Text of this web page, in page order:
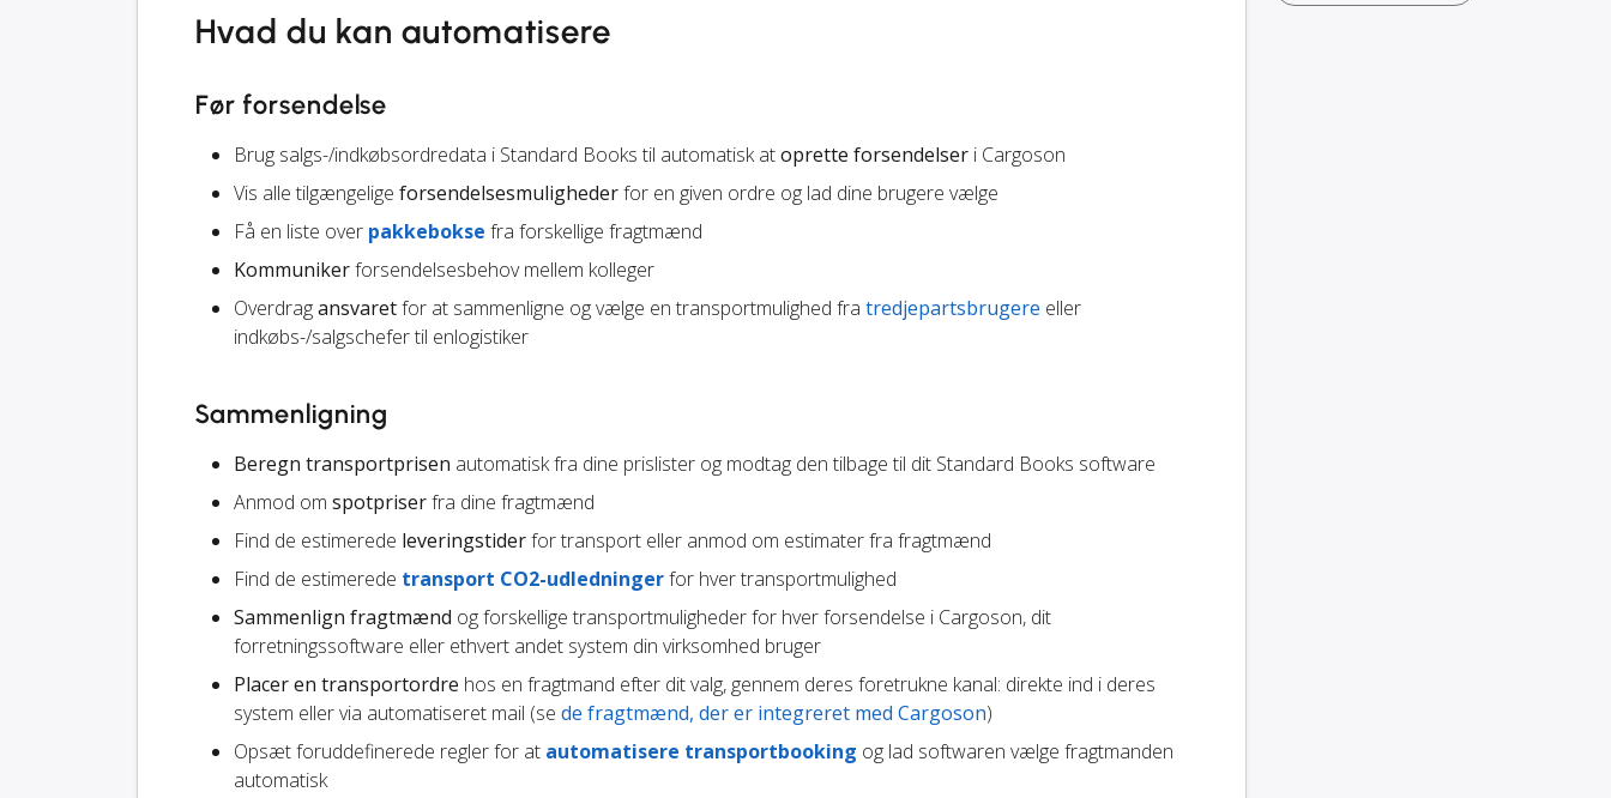
Hvad du kan automatisere
Før forsendelse
Brug salgs-/indkøbsordredata i Standard Books til automatisk atoprette forsendelser i Cargoson
Vis alle tilgængelige forsendelsesmulighederfor en given ordre og lad dine brugere vælge
Få en liste over pakkebokse fra forskellige fragtmænd
Kommunikerforsendelsesbehov mellem kolleger
Overdragansvaretfor at sammenligne og vælge en transportmulighed fra tredjepartsbrugere eller
indkøbs-/salgschefer til enlogistiker
Sammenligning
Beregn transportprisen automatisk fra dine prislister og modtag den tilbage til dit Standard Books software
Anmod om spotpriserfra dine fragtmænd
Find de estimerede leveringstiderfor transport eller anmod om estimater fra fragtmænd
Find de estimerede transport CO2-udledningerfor hver transportmulighed
Sammenlign fragtmænd og forskellige transportmuligheder for hver forsendelse i Cargoson, dit
forretningssoftware eller ethvert andet system din virksomhed bruger
Placer en transportordre hos en fragtmand efter dit valg, gennem deres foretrukne kanal: direkte ind i deres
system eller via automatiseret mail (se de fragtmænd, der er integreret med Cargoson)
Opsæt foruddefinerede regler for at automatisere transportbooking og lad softwaren vælge fragtmanden
automatisk